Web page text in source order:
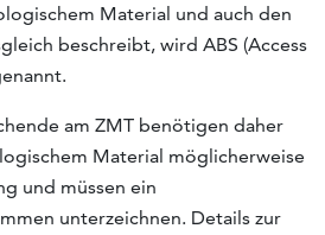
Material und auch den
beschreibt, wird ABS (Access
am ZMT benötigen daher
Material möglicherweise
und müssen ein
unterzeichnen. Details zur